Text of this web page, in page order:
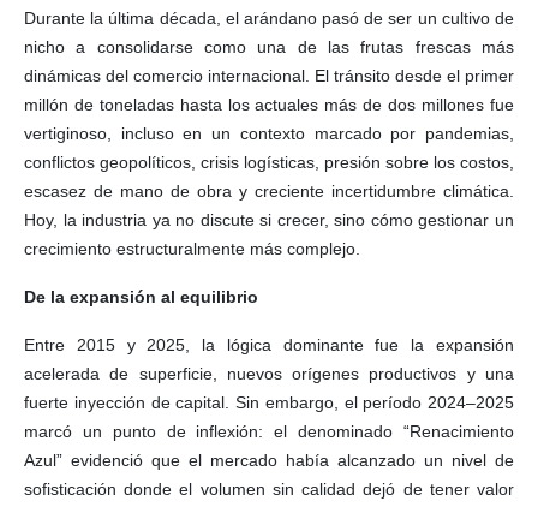
Durante la última década, el arándano pasó de ser un cultivo de
nicho a consolidarse como una de las frutas frescas más
dinámicas del comercio internacional. El tránsito desde el primer
millón de toneladas hasta los actuales más de dos millones fue
vertiginoso, incluso en un contexto marcado por pandemias,
conflictos geopolíticos, crisis logísticas, presión sobre los costos,
escasez de mano de obra y creciente incertidumbre climática.
Hoy, la industria ya no discute si crecer, sino cómo gestionar un
crecimiento estructuralmente más complejo.
De la expansión al equilibrio
Entre 2015 y 2025, la lógica dominante fue la expansión
acelerada de superficie, nuevos orígenes productivos y una
fuerte inyección de capital. Sin embargo, el período 2024–2025
marcó un punto de inflexión: el denominado “Renacimiento
Azul” evidenció que el mercado había alcanzado un nivel de
sofisticación donde el volumen sin calidad dejó de tener valor